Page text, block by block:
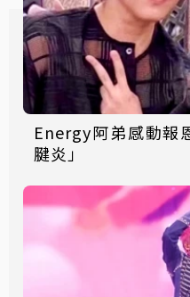
Energy阿弟感動報
腱炎」